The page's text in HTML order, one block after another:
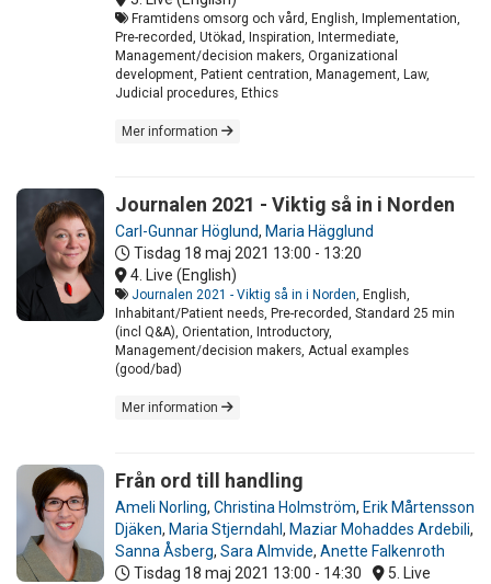
Framtidens omsorg och vård, English, Implementation,
Pre-recorded, Utökad, Inspiration, Intermediate,
Management/decision makers, Organizational
development, Patient centration, Management, Law,
Judicial procedures, Ethics
Mer information
Journalen 2021 - Viktig så in i Norden
Carl-Gunnar Höglund, Maria Hägglund
Tisdag 18 maj 2021 13:00 - 13:20
4. Live (English)
Journalen 2021 - Viktig så in i Norden, English,
Inhabitant/Patient needs, Pre-recorded, Standard 25 min
(incl Q&A), Orientation, Introductory,
Management/decision makers, Actual examples
(good/bad)
Mer information
Från ord till handling
Ameli Norling, Christina Holmström, Erik Mårtensson
Djäken, Maria Stjerndahl , Maziar Mohaddes Ardebili,
Sanna Åsberg, Sara Almvide, Anette Falkenroth
Tisdag 18 maj 2021 13:00 - 14:30 5. Live